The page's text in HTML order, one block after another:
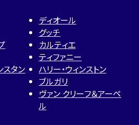
スタン
ディオール
グッチ
カルティエ
ティファニー
ハリー・ウィンストン
ブルガリ
ヴァン クリーフ＆アーペ
ル